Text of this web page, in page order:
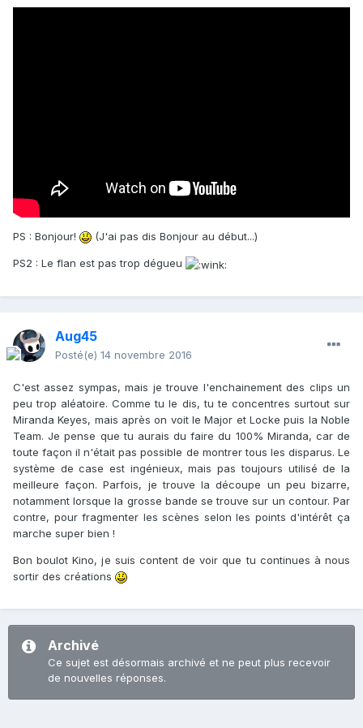
PS : Bonjour! (J'ai pas dis Bonjour au début...)
PS2 : Le flan est pas trop dégueu
Aug45
Posté(e) 14 novembre 2016
C'est assez sympas, mais je trouve l'enchainement des clips un
peu trop aléatoire. Comme tu le dis, tu te concentres surtout sur
Miranda Keyes, mais après on voit le Major et Locke puis la Noble
Team. Je pense que tu aurais du faire du 100% Miranda, car de
toute façon il n'était pas possible de montrer tous les disparus. Le
système de case est ingénieux, mais pas toujours utilisé de la
meilleure façon. Parfois, je trouve la découpe un peu bizarre,
notamment lorsque la grosse bande se trouve sur un contour. Par
contre, pour fragmenter les scènes selon les points d'intérêt ça
marche super bien !
Bon boulot Kino, je suis content de voir que tu continues à nous
sortir des créations
Archivé
Ce sujet est désormais archivé et ne peut plus recevoir
de nouvelles réponses.